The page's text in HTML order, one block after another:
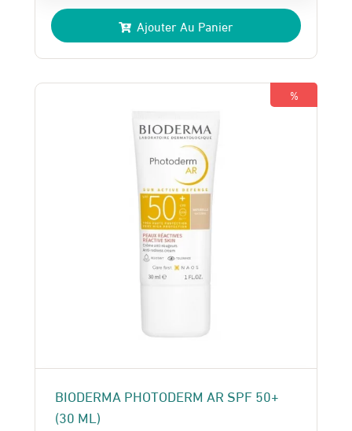
prix
initial
était :
185 Dhs.
prix
actuel
est :
165 Dhs.
Ajouter Au Panier
%
BIODERMA PHOTODERM AR SPF 50+
(30 ML)